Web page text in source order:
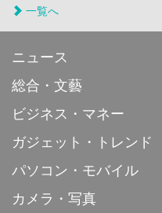
一覧へ
ニュース
総合・文藝
ビジネス・マネー
ガジェット・トレンド
パソコン・モバイル
カメラ・写真